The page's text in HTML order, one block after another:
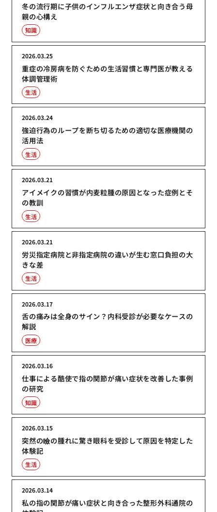
冬の流行期に子供のインフルエンザ症状と向き合う母
親の心構え
知識
重症の冷房病を防ぐための生活習慣と専門医が教える
体調管理術
2026.03.25
生活
強迫行為のループを断ち切るための適切な医療機関の
活用法
2026.03.24
生活
アイメイクの習慣が内麦粒腫の原因となった症例とそ
の教訓
2026.03.21
生活
労災指定病院と非指定病院の違いが生む窓口負担の大
きな差
2026.03.21
生活
舌の痛みは全身のサイン？内科受診が必要なケースの
解説
2026.03.17
医療
仕事による酷使で指の関節が痛い症状を改善した事例
の研究
2026.03.16
知識
突然の瞼の腫れに驚き眼科を受診して原因を特定した
体験記
2026.03.15
生活
私の指の関節が痛い症状と向き合った整形外科通院の
2026.03.14